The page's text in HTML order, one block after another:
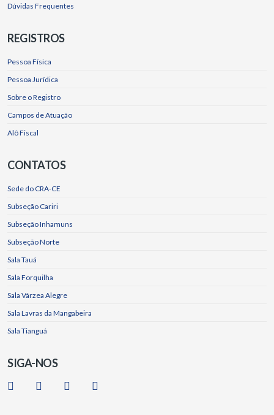
Dúvidas Frequentes
REGISTROS
Pessoa Física
Pessoa Jurídica
Sobre o Registro
Campos de Atuação
Alô Fiscal
CONTATOS
Sede do CRA-CE
Subseção Cariri
Subseção Inhamuns
Subseção Norte
Sala Tauá
Sala Forquilha
Sala Várzea Alegre
Sala Lavras da Mangabeira
Sala Tianguá
SIGA-NOS